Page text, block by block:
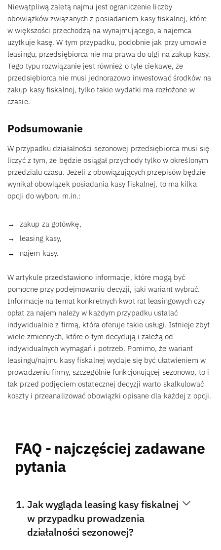
Niewątpliwą zaletą najmu jest ograniczenie liczby
obowiązków związanych z posiadaniem kasy fiskalnej, które
w większości przechodzą na wynajmującego, a najemca
użytkuje kasę. W tym przypadku, podobnie jak przy umowie
leasingu, przedsiębiorca nie ma prawa do ulgi na zakup kasy.
Tego typu rozwiązanie jest również o tyle ciekawe, że
przedsiębiorca nie musi jednorazowo inwestować środków na
zakup kasy fiskalnej, tylko takie wydatki ma rozłożone w
czasie.
Podsumowanie
W przypadku działalności sezonowej przedsiębiorca musi się
liczyć z tym, że będzie osiągał przychody tylko w określonym
przedzialu czasu. Jeżeli z obowiązujących przepisów będzie
wynikał obowiązek posiadania kasy fiskalnej, to ma kilka
opcji do wyboru m.in.:
zakup za gotówkę,
leasing kasy,
najem kasy.
W artykule przedstawiono informacje, które mogą być
pomocne przy podejmowaniu decyzji, jaki wariant wybrać.
Informacje na temat konkretnych kwot rat leasingowych czy
opłat za najem należy w każdym przypadku ustalać
indywidualnie z firmą, która oferuje takie usługi. Istnieje zbyt
wiele zmiennych, które o tym decydują i zależą od
indywidualnych wymagań i potrzeb. Pomimo, że wariant
leasingu/najmu kasy fiskalnej wydaje się być ułatwieniem w
prowadzeniu firmy, szczególnie funkcjonującej sezonowo, to i
tak przed podjęciem ostatecznej decyzji warto skalkulować
koszty i przeanalizować obowiązki opisane dla każdej z opcji.
FAQ - najczęściej zadawane
pytania
Jak wygląda leasing kasy fiskalnej
w przypadku prowadzenia
działalności sezonowej?